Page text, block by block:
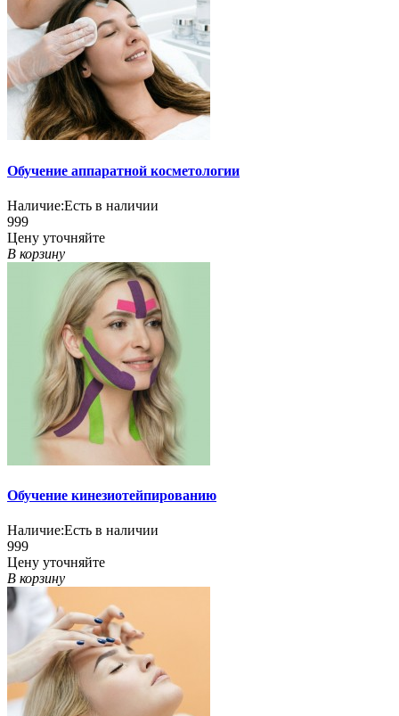
Обучение аппаратной косметологии
Наличие:Есть в наличии
999
Цену уточняйте
В корзину
Обучение кинезиотейпированию
Наличие:Есть в наличии
999
Цену уточняйте
В корзину